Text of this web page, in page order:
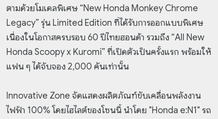
ตามด้วยโมเดลพิเศษ “New Honda Monkey Chrome
Legacy” รุ่น Limited Edition ที่ได้รับการออกแบบพิเศษ
เนื่องในโอกาสครบรอบ 60 ปีไทยฮอนด้า รวมถึง “All New
Honda Scoopy x Kuromi” ที่เปิดตัวเป็นครั้งแรก พร้อมให้
แฟน ๆ ได้จับจอง 2,000 คันเท่านั้น
Innovative Zone จัดแสดงผลิตภัณฑ์ขับเคลื่อนพลังงาน
ไฟฟ้า 100% โดยไฮไลต์ของโซนนี้ นำโดย "Honda e:N1" รถ